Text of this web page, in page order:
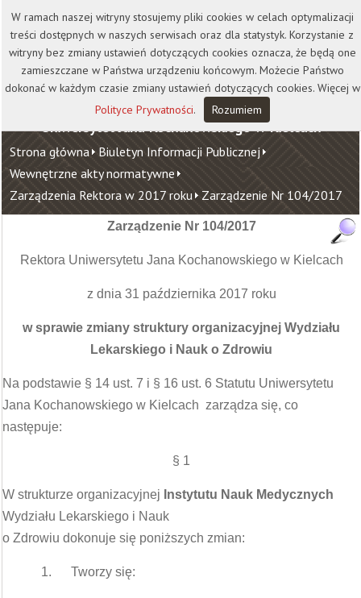
Kontakt Biblioteka
Wydawnictwo
Wirtualna Uczelnia
Uniwersytet Jana Kochanowskiego w Kielcach
Strona główna Biuletyn Informacji Publicznej
Wewnętrzne akty normatywne
Zarządzenia Rektora w 2017 roku Zarządzenie Nr 104/2017
Zarządzenie Nr 104/2017
Rektora Uniwersytetu Jana Kochanowskiego w Kielcach
z dnia 31 października 2017 roku
w sprawie zmiany struktury organizacyjnej Wydziału
Lekarskiego i Nauk o Zdrowiu
Na podstawie § 14 ust. 7 i § 16 ust. 6 Statutu Uniwersytetu
Jana Kochanowskiego w Kielcach zarządza się, co
następuje:
§ 1
W strukturze organizacyjnej Instytutu Nauk Medycznych
Wydziału Lekarskiego i Nauk
o Zdrowiu dokonuje się poniższych zmian:
1. Tworzy się:
W ramach naszej witryny stosujemy pliki cookies w celach optymalizacji
treści dostępnych w naszych serwisach oraz dla statystyk. Korzystanie z
witryny bez zmiany ustawień dotyczących cookies oznacza, że będą one
zamieszczane w Państwa urządzeniu końcowym. Możecie Państwo
dokonać w każdym czasie zmiany ustawień dotyczących cookies. Więcej w
Polityce Prywatności. Rozumiem